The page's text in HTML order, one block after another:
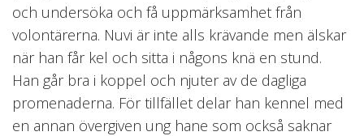
och undersöka och få uppmärksamhet från
volontärerna. Nuvi är inte alls krävande men älskar
när han får kel och sitta i någons knä en stund.
Han går bra i koppel och njuter av de dagliga
promenaderna. För tillfället delar han kennel med
en annan övergiven ung hane som också saknar